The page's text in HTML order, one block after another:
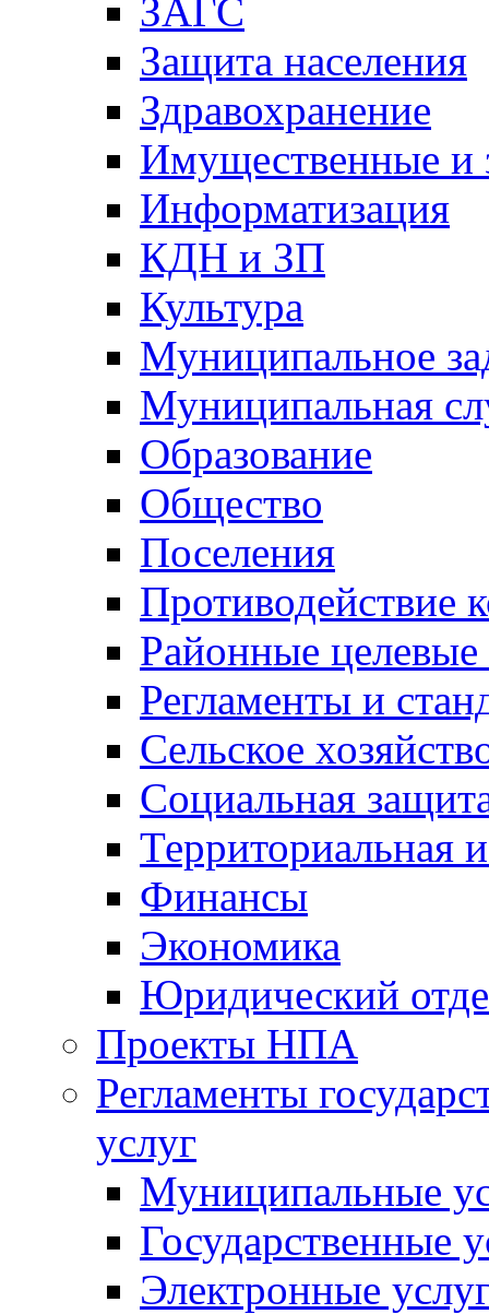
ЗАГС
Защита населения
Здравохранение
Имущественные и
Информатизация
КДН и ЗП
Культура
Муниципальное
Муниципальная
Образование
Общество
Поселения
Противодействие
Районные
Регламенты и
Сельское
Социальная
Территориальная
Финансы
Экономика
Юридический
Проекты НПА
Регламенты
услуг
Муниципальные
Государственные
Электронные